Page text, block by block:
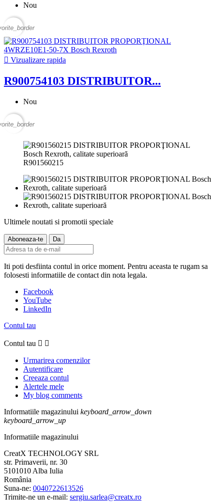
Nou
 Vizualizare rapida
R900754103 DISTRIBUITOR...
Nou
R901560215
Ultimele noutati si promotii speciale
Iti poti desfiinta contul in orice moment. Pentru aceasta te rugam sa
folosesti informatiile de contact din nota legala.
Facebook
YouTube
LinkedIn
Contul tau
Contul tau  
Urmarirea comenzilor
Autentificare
Creeaza contul
Alertele mele
My blog comments
Informatiile magazinului keyboard_arrow_down
keyboard_arrow_up
Informatiile magazinului
CreatX TECHNOLOGY SRL
str. Primaverii, nr. 30
5101010 Alba Iulia
România
Suna-ne: 0040722613526
Trimite-ne un e-mail: sergiu.sarlea@creatx.ro